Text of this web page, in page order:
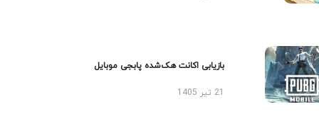
بازیابی اکانت هک‌شده پابجی موبایل